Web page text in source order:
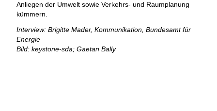
Anliegen der Umwelt sowie Verkehrs- und Raumplanung
kümmern.
Interview: Brigitte Mader, Kommunikation, Bundesamt für
Energie
Bild: keystone-sda; Gaetan Bally